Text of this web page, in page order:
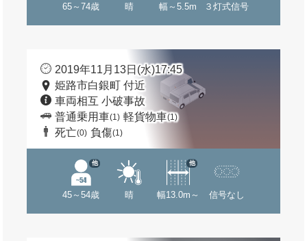
65～74歳 晴 幅～5.5m ３灯式信号
2019年11月13日(水)17:45
姫路市白銀町 付近
車両相互 小破事故
普通乗用車(1) 軽貨物車(1)
死亡(0) 負傷(1)
45～54歳
他
晴 幅13.0m～
他
信号なし